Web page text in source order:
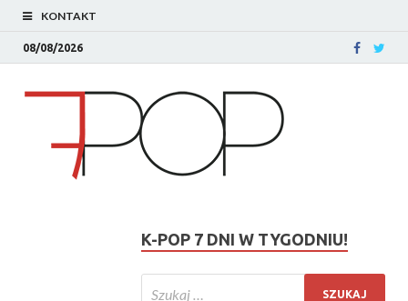
KONTAKT
08/08/2026
K-POP 7 DNI W TYGODNIU!